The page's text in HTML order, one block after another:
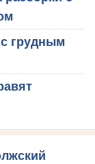
грудным